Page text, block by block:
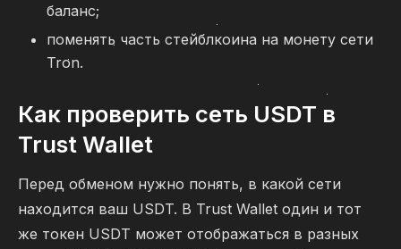
баланс;
поменять часть стейблкоина на монету сети
Tron.
Как проверить сеть USDT в
Trust Wallet
Перед обменом нужно понять, в какой сети
находится ваш USDT. В Trust Wallet один и тот
же токен USDT может отображаться в разных